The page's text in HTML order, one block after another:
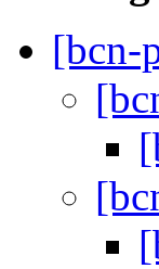
[bcn-